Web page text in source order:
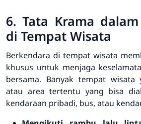
6. Tata Krama
di Tempat Wisata
Berkendara di tempat wisata
khusus untuk menjaga
bersama. Banyak tempat
atau area tertentu yang bisa
kendaraan pribadi, bus, atau